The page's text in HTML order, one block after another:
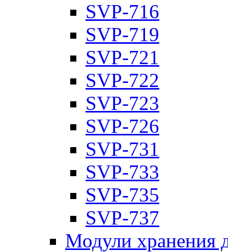
SVP-716
SVP-719
SVP-721
SVP-722
SVP-723
SVP-726
SVP-731
SVP-733
SVP-735
SVP-737
Модули хранения